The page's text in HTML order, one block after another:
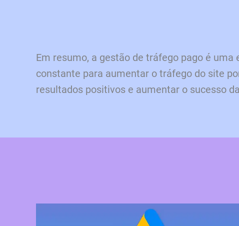
Em resumo, a gestão de tráfego pago é
constante para aumentar o tráfego do site
resultados positivos e aumentar o sucesso